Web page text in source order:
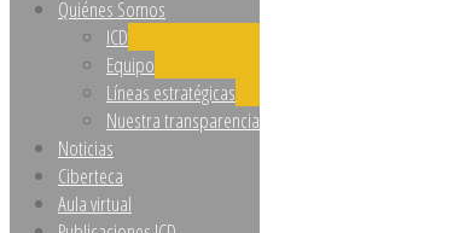
Quiénes Somos
ICD
Equipo
Líneas estratégicas
Nuestra transparencia
Noticias
Ciberteca
Aula virtual